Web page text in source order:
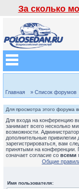
За сколько
Главная » Список форумов
Для просмотра этого форума
Для входа на конференцию
занимает всего несколько
возможности.
дополнительные
зарегистрироваться, вам
принятыми на конференции.
означает согласие со всеми
Общие
Имя пользователя: